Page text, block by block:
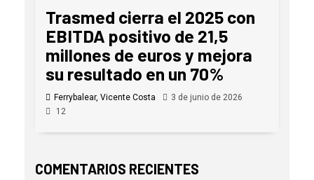
Trasmed cierra el 2025 con
EBITDA positivo de 21,5
millones de euros y mejora
su resultado en un 70%
Ferrybalear, Vicente Costa
3 de junio de 2026
12
COMENTARIOS RECIENTES